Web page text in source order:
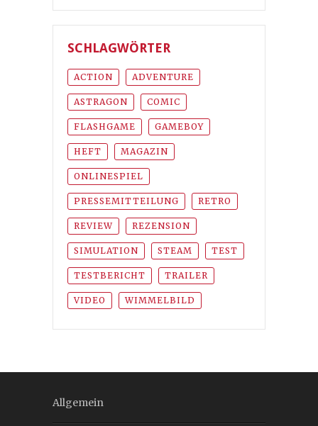
SCHLAGWÖRTER
ACTION ADVENTURE
ASTRAGON COMIC
FLASHGAME GAMEBOY
HEFT MAGAZIN
ONLINESPIEL
PRESSEMITTEILUNG RETRO
REVIEW REZENSION
SIMULATION STEAM TEST
TESTBERICHT TRAILER
VIDEO WIMMELBILD
Allgemein